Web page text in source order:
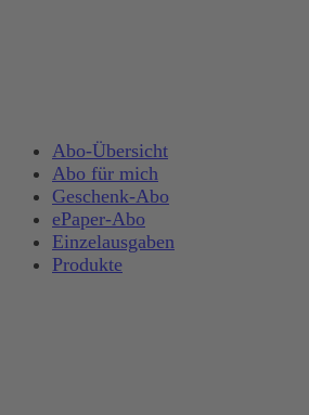
Abo-Übersicht
Abo für mich
Geschenk-Abo
ePaper-Abo
Einzelausgaben
Produkte